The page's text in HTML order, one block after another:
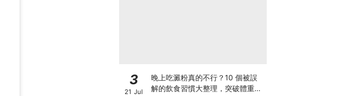
3
21 Jul
晚上吃澱粉真的不行？10 個被誤
解的飲食習慣大整理，突破體重停